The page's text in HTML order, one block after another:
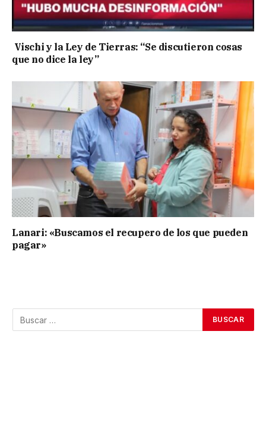
Vischi y la Ley de Tierras: “Se discutieron cosas
que no dice la ley”
Lanari: «Buscamos el recupero de los que pueden
pagar»